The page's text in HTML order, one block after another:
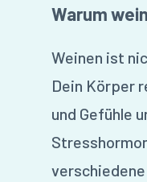
Warum
Weinen ist
Dein Körper
und Gefühle